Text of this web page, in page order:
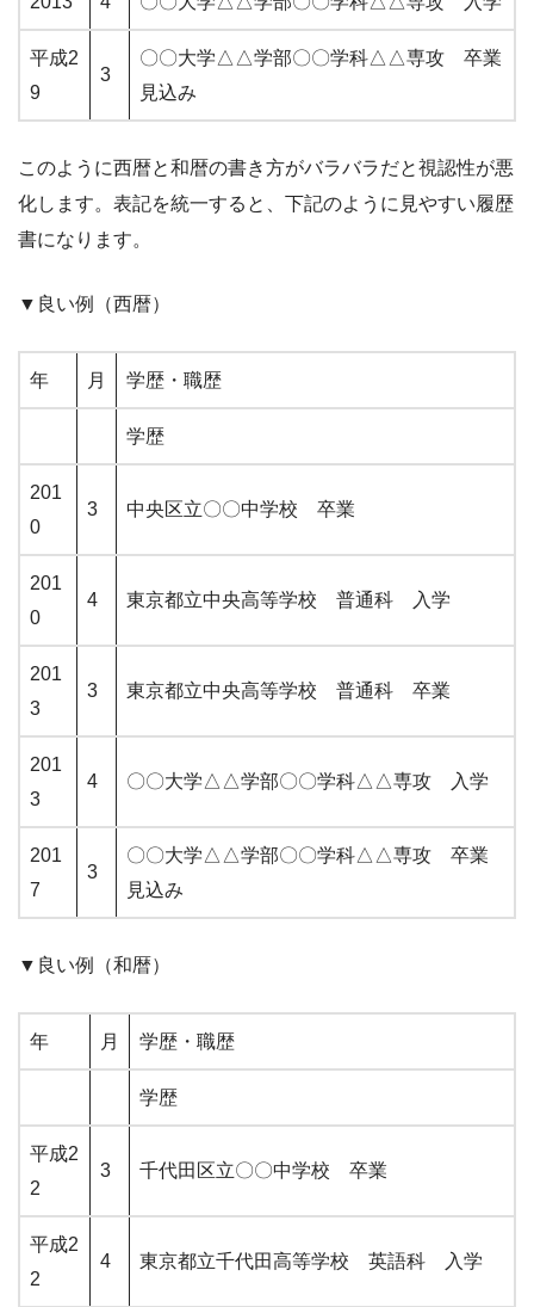
平成2
9
3
〇〇大学△△学部〇〇学科△△専攻 卒業
見込み
このように西暦と和暦の書き方がバラバラだと視認性が悪
化します。表記を統一すると、下記のように見やすい履歴
書になります。
▼良い例（西暦）
年 月 学歴・職歴
学歴
201
0
3 中央区立〇〇中学校 卒業
201
0
4 東京都立中央高等学校 普通科 入学
201
3
3 東京都立中央高等学校 普通科 卒業
201
3
4 〇〇大学△△学部〇〇学科△△専攻 入学
201
7
3
〇〇大学△△学部〇〇学科△△専攻 卒業
見込み
▼良い例（和暦）
年 月 学歴・職歴
学歴
平成2
2
3 千代田区立〇〇中学校 卒業
平成2
2
4 東京都立千代田高等学校 英語科 入学